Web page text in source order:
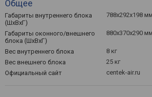
Общее
Габариты внутреннего блока
(ШхВхГ)
788x292x198 мм
Габариты оконного/внешнего
блока (ШхВхГ)
880x370x290 мм
Вес внутреннего блока
8 кг
Вес внешнего блока
25 кг
Официальный сайт
centek-air.ru